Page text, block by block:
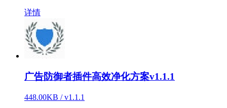
详情
广告防御者插件高效净化方案v1.1.1
448.00KB / v1.1.1